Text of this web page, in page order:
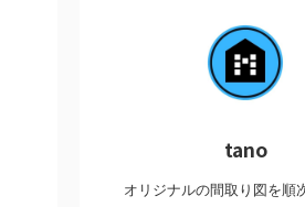
tano
オリジナルの間取り図を順